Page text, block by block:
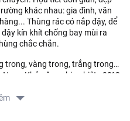
khác nhau: gia đình, văn
Thùng rác có nắp đậy, để
kín khít chống bay mùi ra
chắc chắn.
trong, vàng trong, trắng trong…
Khả năng chịu nhiệt: -20°C